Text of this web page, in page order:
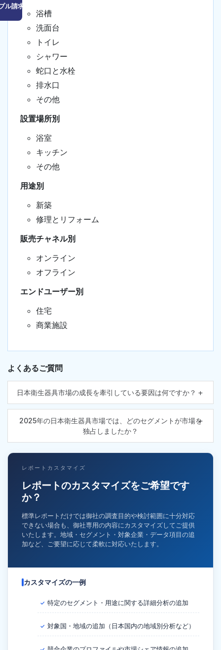
ル請求はこちら
浴槽
洗面台
トイレ
シャワー
蛇口と水栓
排水口
その他
設置場所別
浴室
キッチン
その他
用途別
新築
修理とリフォーム
販売チャネル別
オンライン
オフライン
エンドユーザー別
住宅
商業施設
よくあるご質問
日本衛生器具市場の成長を牽引している要因は何ですか？
2025年の日本衛生器具市場では、どのセグメントが市場を
独占しましたか？
レポートカスタマイズ
レポートのカスタマイズをご希望です
か？
標準レポートだけでは御社の調査目的や検討範囲に十分対応
できない場合も、御社専用の内容にカスタマイズしてご提供
いたします。地域・セグメント・対象企業・データ項目の追
加など、ご要望に応じて柔軟に対応いたします。
カスタマイズの一例
✓ 特定のセグメント・用途に関する詳細分析の追加
✓ 対象国・地域の追加（日本国内の地域別分析など）